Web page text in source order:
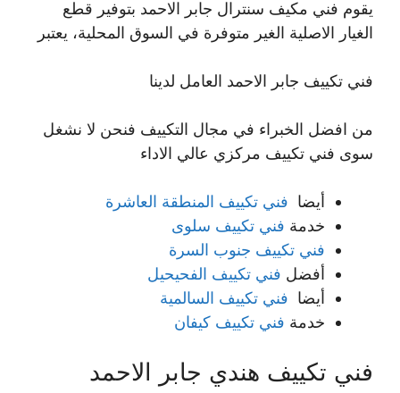
يقوم فني مكيف سنترال جابر الاحمد بتوفير قطع
الغيار الاصلية الغير متوفرة في السوق المحلية، يعتبر
فني تكييف جابر الاحمد العامل لدينا
من افضل الخبراء في مجال التكييف فنحن لا نشغل
سوى فني تكييف مركزي عالي الاداء
أيضا فني تكييف المنطقة العاشرة
خدمة فني تكييف سلوى
فني تكييف جنوب السرة
أفضل فني تكييف الفحيحيل
أيضا فني تكييف السالمية
خدمة فني تكييف كيفان
فني تكييف هندي جابر الاحمد